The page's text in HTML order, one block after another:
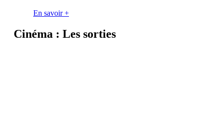
En savoir +
Cinéma : Les sorties